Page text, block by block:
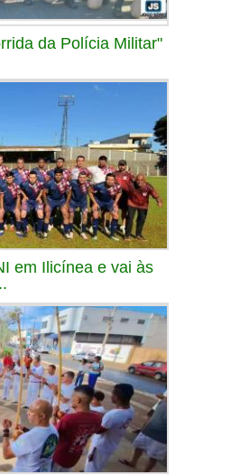
da Polícia Militar"
em Ilicínea e vai às